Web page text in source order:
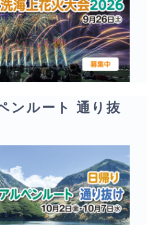
ンルート 通り抜